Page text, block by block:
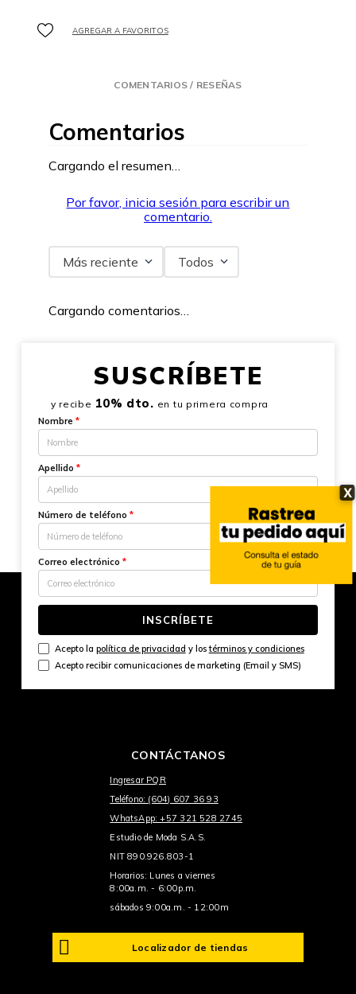
X
COMENTARIOS / RESEÑAS
Comentarios
Cargando el resumen…
Por favor, inicia sesión para escribir un
comentario.
Más reciente Todos
Cargando comentarios…
SUSCRÍBETE
y recibe 10% dto. en tu primera compra
Nombre *
Apellido *
Número de teléfono *
Correo electrónico *
INSCRÍBETE
Acepto la política de privacidad y lostérminos y condiciones
Acepto recibir comunicaciones de marketing (Email y SMS)
CONTÁCTANOS
Ingresar PQR
Teléfono: (604) 607 36 93
WhatsApp: +57 321 528 2745
Estudio de Moda S.A.S.
NIT 890.926.803-1
Horarios: Lunes a viernes
8:00a.m. - 6:00p.m.
sábados 9:00a.m. - 12:00m
Localizador de tiendas